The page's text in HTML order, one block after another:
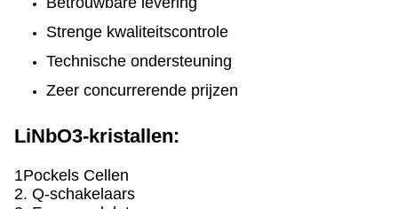
Strenge kwaliteitscontrole
Technische ondersteuning
Zeer concurrerende prijzen
LiNbO3-kristallen:
1Pockels Cellen
2. Q-schakelaars